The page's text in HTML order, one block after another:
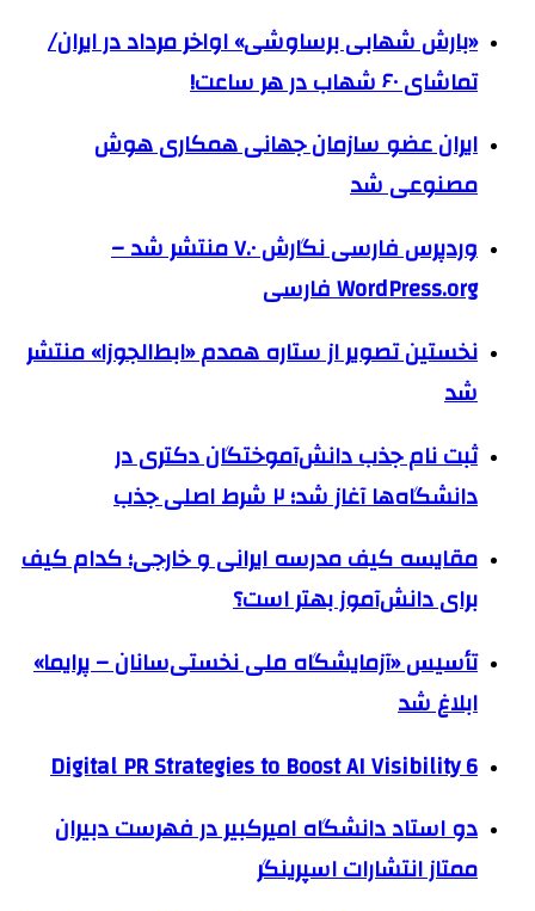
«بارش شهابی برساوشی» اواخر مرداد در ایران/
تماشای ۶۰ شهاب در هر ساعت!
ایران عضو سازمان جهانی همکاری هوش
مصنوعی شد
وردپرس فارسی نگارش ۷.۰ منتشر شد –
WordPress.org فارسی
نخستین تصویر از ستاره همدم «ابط‌الجوزا» منتشر
شد
ثبت نام جذب دانش‌آموختگان دکتری در
دانشگاه‌ها آغاز شد؛ ۲ شرط اصلی جذب
مقایسه کیف مدرسه ایرانی و خارجی؛ کدام کیف
برای دانش‌آموز بهتر است؟
تأسیس «آزمایشگاه ملی نخستی‌سانان – پرایما»
ابلاغ شد
6 Digital PR Strategies to Boost AI Visibility
دو استاد دانشگاه امیرکبیر در فهرست دبیران
ممتاز انتشارات اسپرینگر